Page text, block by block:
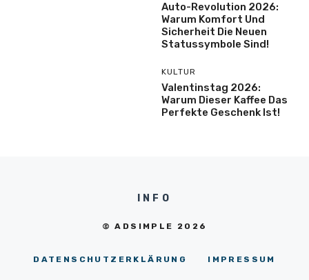
Auto-Revolution 2026:
Warum Komfort Und
Sicherheit Die Neuen
Statussymbole Sind!
KULTUR
Valentinstag 2026:
Warum Dieser Kaffee Das
Perfekte Geschenk Ist!
INFO
© ADSIMPLE 2026
DATENSCHUTZERKLÄRUNG IMPRESSUM